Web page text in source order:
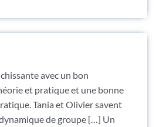
avec un bon
et pratique et une bonne
Tania et Olivier savent
de groupe […] Un